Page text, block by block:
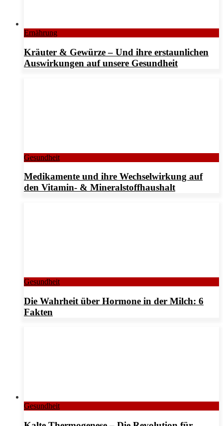
Ernährung
Kräuter & Gewürze – Und ihre erstaunlichen
Auswirkungen auf unsere Gesundheit
Gesundheit
Medikamente und ihre Wechselwirkung auf
den Vitamin- & Mineralstoffhaushalt
Gesundheit
Die Wahrheit über Hormone in der Milch: 6
Fakten
Gesundheit